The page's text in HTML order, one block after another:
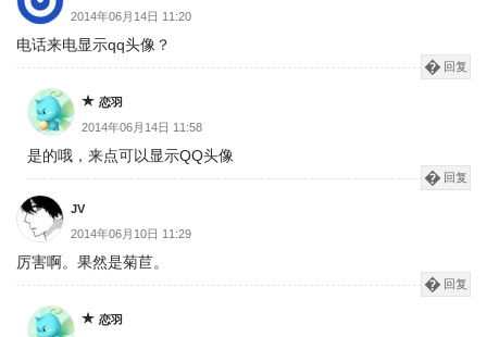
2014年06月14日 11:20
电话来电显示qq头像？
回复
恋羽
2014年06月14日 11:58
是的哦，来点可以显示QQ头像
回复
JV
2014年06月10日 11:29
厉害啊。果然是菊苣。
回复
恋羽